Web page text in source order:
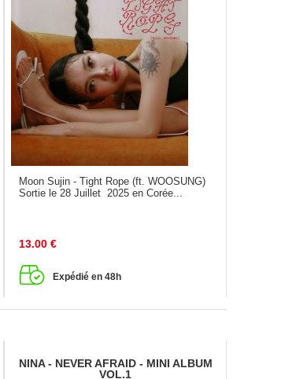
Moon Sujin - Tight Rope (ft. WOOSUNG)
Sortie le 28 Juillet 2025 en Corée...
13.00 €
Expédié en 48h
NINA - NEVER AFRAID - MINI ALBUM
VOL.1